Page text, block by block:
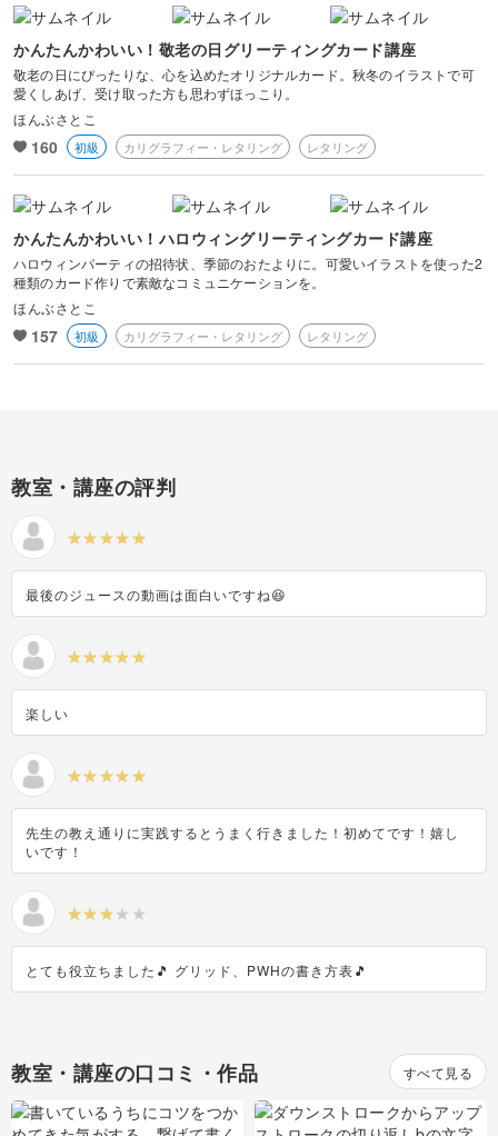
かんたんかわいい！敬老の日グリーティングカード講座
敬老の日にぴったりな、心を込めたオリジナルカード。秋冬のイラストで可
愛くしあげ、受け取った方も思わずほっこり。
ほんぶさとこ
160 初級 カリグラフィー・レタリング レタリング
かんたんかわいい！ハロウィングリーティングカード講座
ハロウィンパーティの招待状、季節のおたよりに。可愛いイラストを使った2
種類のカード作りで素敵なコミュニケーションを。
ほんぶさとこ
157 初級 カリグラフィー・レタリング レタリング
教室・講座の評判
最後のジュースの動画は面白いですね😆
楽しい
先生の教え通りに実践するとうまく行きました！初めてです！嬉し
いです！
とても役立ちました🎵 グリッド、PWHの書き方表🎵
教室・講座の口コミ・作品 すべて見る